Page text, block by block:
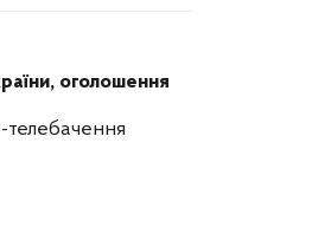
оголошення
телебачення